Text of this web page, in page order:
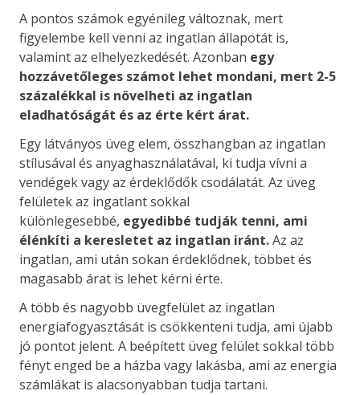
A pontos számok egyénileg változnak, mert
figyelembe kell venni az ingatlan állapotát is,
valamint az elhelyezkedését. Azonban egy
hozzávetőleges számot lehet mondani, mert 2-5
százalékkal is növelheti az ingatlan
eladhatóságát és az érte kért árat.
Egy látványos üveg elem, összhangban az ingatlan
stílusával és anyaghasználatával, ki tudja vívni a
vendégek vagy az érdeklődők csodálatát. Az üveg
felületek az ingatlant sokkal
különlegesebbé, egyedibbé tudják tenni, ami
élénkíti a keresletet az ingatlan iránt.Az az
ingatlan, ami után sokan érdeklődnek, többet és
magasabb árat is lehet kérni érte.
A több és nagyobb üvegfelület az ingatlan
energiafogyasztását is csökkenteni tudja, ami újabb
jó pontot jelent. A beépített üveg felület sokkal több
fényt enged be a házba vagy lakásba, ami az energia
számlákat is alacsonyabban tudja tartani.